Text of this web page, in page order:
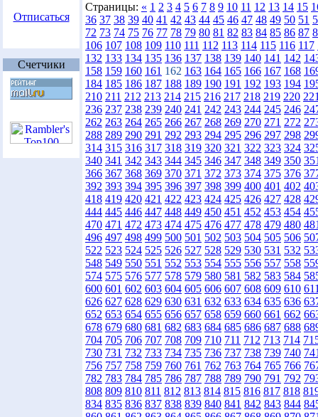
Отписаться
Счетчики
Страницы: « 1 2 3 4 5 6 7 8 9 10 11 12 13 14 15
36 37 38 39 40 41 42 43 44 45 46 47 48 49 50 51
72 73 74 75 76 77 78 79 80 81 82 83 84 85 86 87
106 107 108 109 110 111 112 113 114 115 116 117
132 133 134 135 136 137 138 139 140 141 142
158 159 160 161 162 163 164 165 166 167 168
184 185 186 187 188 189 190 191 192 193 194
210 211 212 213 214 215 216 217 218 219 220
236 237 238 239 240 241 242 243 244 245 246
262 263 264 265 266 267 268 269 270 271 272
288 289 290 291 292 293 294 295 296 297 298
314 315 316 317 318 319 320 321 322 323 324
340 341 342 343 344 345 346 347 348 349 350
366 367 368 369 370 371 372 373 374 375 376
392 393 394 395 396 397 398 399 400 401 402
418 419 420 421 422 423 424 425 426 427 428
444 445 446 447 448 449 450 451 452 453 454
470 471 472 473 474 475 476 477 478 479 480
496 497 498 499 500 501 502 503 504 505 506
522 523 524 525 526 527 528 529 530 531 532
548 549 550 551 552 553 554 555 556 557 558
574 575 576 577 578 579 580 581 582 583 584
600 601 602 603 604 605 606 607 608 609 610
626 627 628 629 630 631 632 633 634 635 636
652 653 654 655 656 657 658 659 660 661 662
678 679 680 681 682 683 684 685 686 687 688
704 705 706 707 708 709 710 711 712 713 714
730 731 732 733 734 735 736 737 738 739 740
756 757 758 759 760 761 762 763 764 765 766
782 783 784 785 786 787 788 789 790 791 792
808 809 810 811 812 813 814 815 816 817 818
834 835 836 837 838 839 840 841 842 843 844